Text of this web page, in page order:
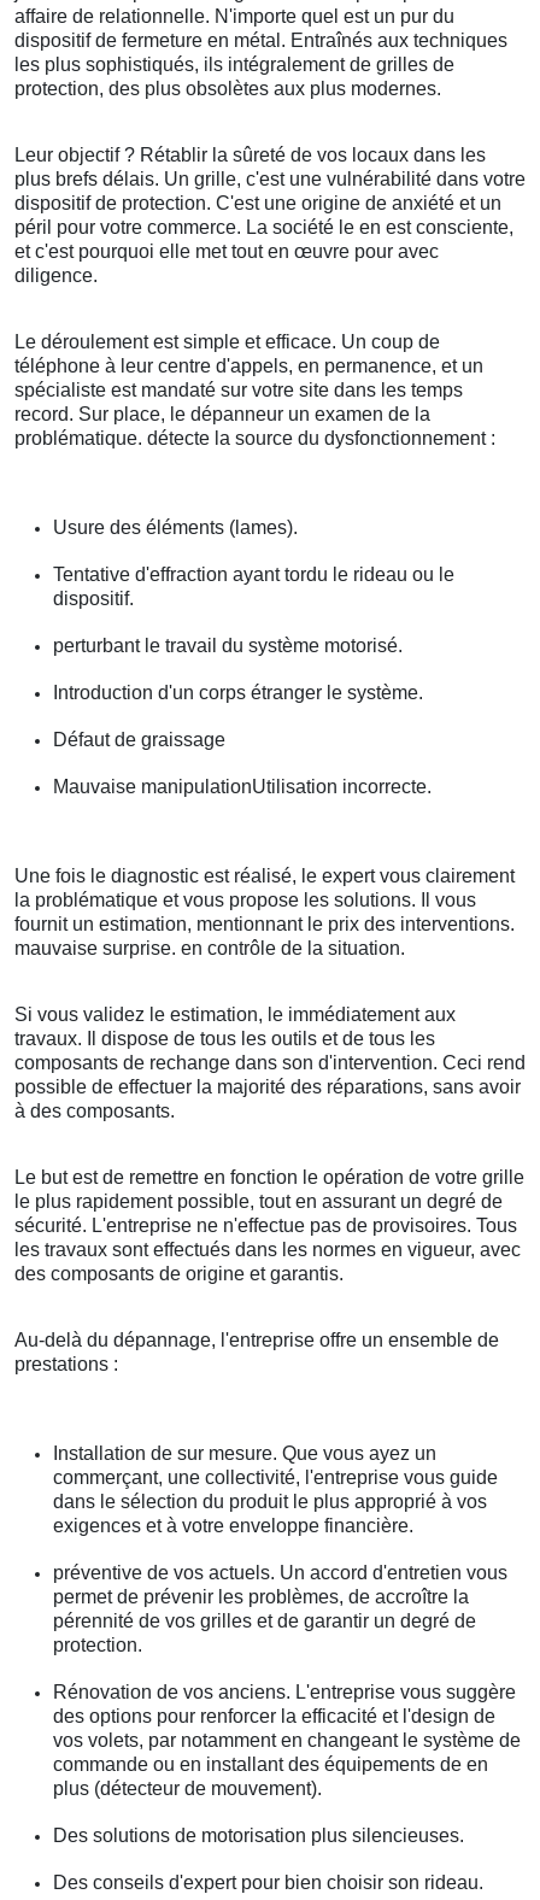
affaire de relationnelle. N'importe quel est un pur du
dispositif de fermeture en métal. Entraînés aux techniques
les plus sophistiqués, ils intégralement de grilles de
protection, des plus obsolètes aux plus modernes.
Leur objectif ? Rétablir la sûreté de vos locaux dans les
plus brefs délais. Un grille, c'est une vulnérabilité dans votre
dispositif de protection. C'est une origine de anxiété et un
péril pour votre commerce. La société le en est consciente,
et c'est pourquoi elle met tout en œuvre pour avec
diligence.
Le déroulement est simple et efficace. Un coup de
téléphone à leur centre d'appels, en permanence, et un
spécialiste est mandaté sur votre site dans les temps
record. Sur place, le dépanneur un examen de la
problématique. détecte la source du dysfonctionnement :
Usure des éléments (lames).
Tentative d'effraction ayant tordu le rideau ou le
dispositif.
perturbant le travail du système motorisé.
Introduction d'un corps étranger le système.
Défaut de graissage
Mauvaise manipulationUtilisation incorrecte.
Une fois le diagnostic est réalisé, le expert vous clairement
la problématique et vous propose les solutions. Il vous
fournit un estimation, mentionnant le prix des interventions.
mauvaise surprise. en contrôle de la situation.
Si vous validez le estimation, le immédiatement aux
travaux. Il dispose de tous les outils et de tous les
composants de rechange dans son d'intervention. Ceci rend
possible de effectuer la majorité des réparations, sans avoir
à des composants.
Le but est de remettre en fonction le opération de votre grille
le plus rapidement possible, tout en assurant un degré de
sécurité. L'entreprise ne n'effectue pas de provisoires. Tous
les travaux sont effectués dans les normes en vigueur, avec
des composants de origine et garantis.
Au-delà du dépannage, l'entreprise offre un ensemble de
prestations :
Installation de sur mesure. Que vous ayez un
commerçant, une collectivité, l'entreprise vous guide
dans le sélection du produit le plus approprié à vos
exigences et à votre enveloppe financière.
préventive de vos actuels. Un accord d'entretien vous
permet de prévenir les problèmes, de accroître la
pérennité de vos grilles et de garantir un degré de
protection.
Rénovation de vos anciens. L'entreprise vous suggère
des options pour renforcer la efficacité et l'design de
vos volets, par notamment en changeant le système de
commande ou en installant des équipements de en
plus (détecteur de mouvement).
Des solutions de motorisation plus silencieuses.
Des conseils d'expert pour bien choisir son rideau.